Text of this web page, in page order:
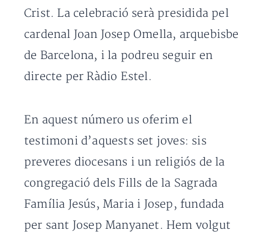
Crist. La celebració serà presidida pel
cardenal Joan Josep Omella, arquebisbe
de Barcelona, i la podreu seguir en
directe per Ràdio Estel.
En aquest número us oferim el
testimoni d’aquests set joves: sis
preveres diocesans i un religiós de la
congregació dels Fills de la Sagrada
Família Jesús, Maria i Josep, fundada
per sant Josep Manyanet. Hem volgut